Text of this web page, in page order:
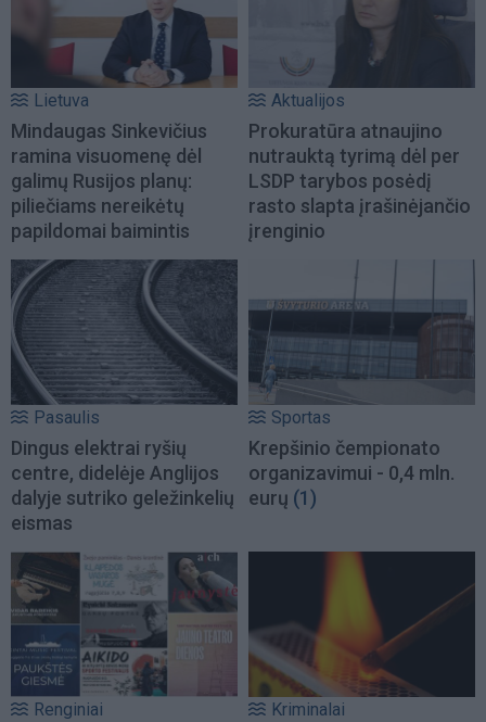
Lietuva
Mindaugas Sinkevičius
ramina visuomenę dėl
galimų Rusijos planų:
piliečiams nereikėtų
papildomai baimintis
Aktualijos
Prokuratūra atnaujino
nutrauktą tyrimą dėl per
LSDP tarybos posėdį
rasto slapta įrašinėjančio
įrenginio
Pasaulis
Dingus elektrai ryšių
centre, didelėje Anglijos
dalyje sutriko geležinkelių
eismas
Sportas
Krepšinio čempionato
organizavimui - 0,4 mln.
eurų (1)
Renginiai Kriminalai